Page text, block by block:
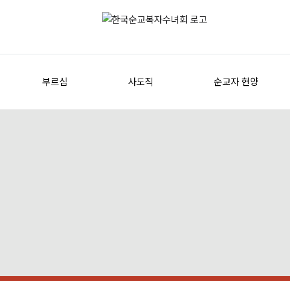
부르심 사도직 순교자 현양